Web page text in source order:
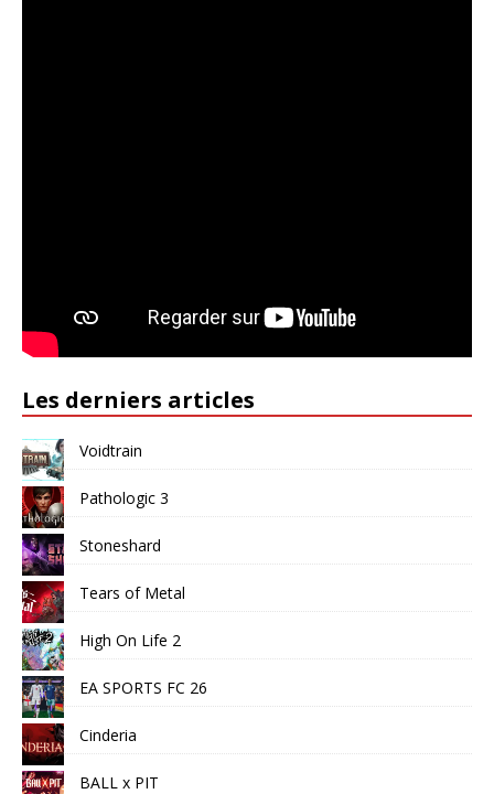
Les derniers articles
Voidtrain
Pathologic 3
Stoneshard
Tears of Metal
High On Life 2
EA SPORTS FC 26
Cinderia
BALL x PIT